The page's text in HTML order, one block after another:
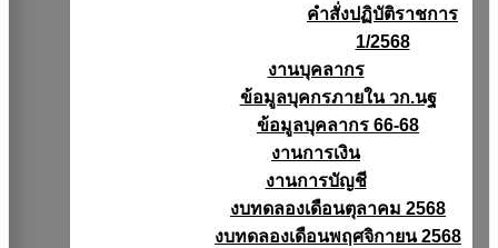
คำสั่งปฏิบัติราชการ
1/2568
งานบุคลากร
ข้อมูลบุคกรภายใน วก.นฐ
ข้อมูลบุคลากร 66-68
งานการเงิน
งานการบัญชี
งบทดลองเดือนตุลาคม 2568
งบทดลองเดือนพฤศจิกายน 2568